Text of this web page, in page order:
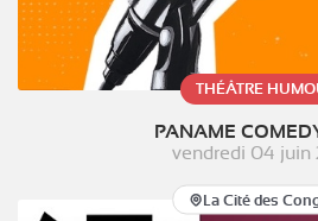
THÉÂTRE
PANAME
vendredi 04 juin
La Cité des